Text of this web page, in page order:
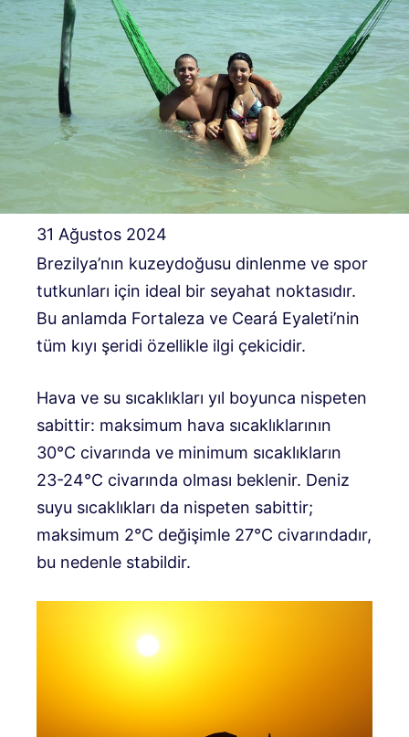
31 Ağustos 2024
Brezilya’nın kuzeydoğusu dinlenme ve spor
tutkunları için ideal bir seyahat noktasıdır.
Bu anlamda Fortaleza ve Ceará Eyaleti’nin
tüm kıyı şeridi özellikle ilgi çekicidir.
Hava ve su sıcaklıkları yıl boyunca nispeten
sabittir: maksimum hava sıcaklıklarının
30°C civarında ve minimum sıcaklıkların
23-24°C civarında olması beklenir. Deniz
suyu sıcaklıkları da nispeten sabittir;
maksimum 2°C değişimle 27°C civarındadır,
bu nedenle stabildir.